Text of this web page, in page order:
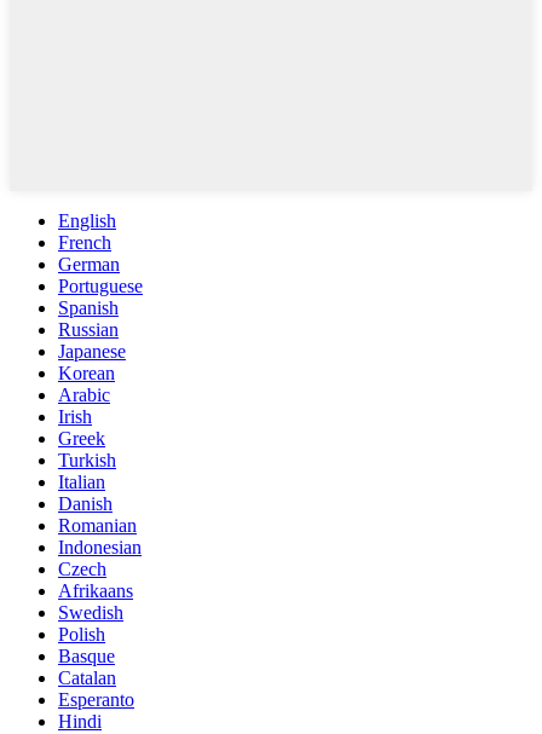
English
French
German
Portuguese
Spanish
Russian
Japanese
Korean
Arabic
Irish
Greek
Turkish
Italian
Danish
Romanian
Indonesian
Czech
Afrikaans
Swedish
Polish
Basque
Catalan
Esperanto
Hindi